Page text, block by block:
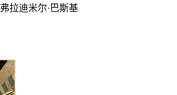
弗拉迪米尔·巴斯基